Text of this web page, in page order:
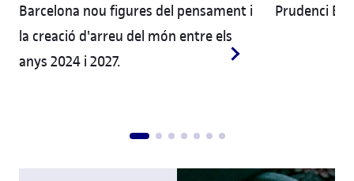
Barcelona nou figures del pensament i
la creació d'arreu del món entre els
anys 2024 i 2027.
Prudenci